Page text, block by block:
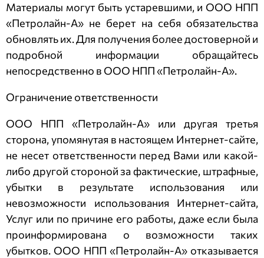
Материалы могут быть устаревшими, и ООО НПП
«Петролайн-А» не берет на себя обязательства
обновлять их. Для получения более достоверной и
подробной информации обращайтесь
непосредственно в ООО НПП «Петролайн-А».
Ограничение ответственности
ООО НПП «Петролайн-А» или другая третья
сторона, упомянутая в настоящем Интернет-сайте,
не несет ответственности перед Вами или какой-
либо другой стороной за фактические, штрафные,
убытки в результате использования или
невозможности использования Интернет-сайта,
Услуг или по причине его работы, даже если была
проинформирована о возможности таких
убытков. ООО НПП «Петролайн-А»отказывается